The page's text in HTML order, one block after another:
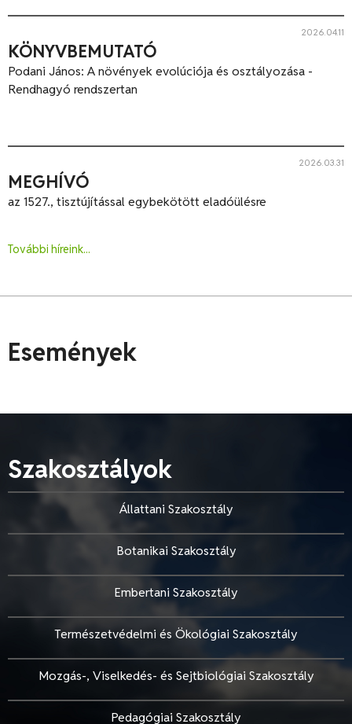
KÖNYVBEMUTATÓ
2026.04.11
Podani János: A növények evolúciója és osztályozása -
Rendhagyó rendszertan
MEGHÍVÓ
2026.03.31
az 1527., tisztújítással egybekötött eladóülésre
További híreink...
Események
Szakosztályok
Állattani Szakosztály
Botanikai Szakosztály
Embertani Szakosztály
Természetvédelmi és Ökológiai Szakosztály
Mozgás-, Viselkedés- és Sejtbiológiai Szakosztály
Pedagógiai Szakosztály